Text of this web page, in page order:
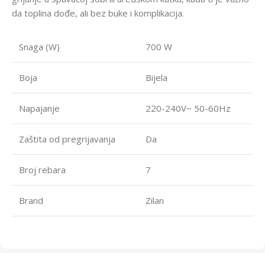
da toplina dođe, ali bez buke i komplikacija.
Snaga (W) 700 W
Boja Bijela
Napajanje 220-240V~ 50-60Hz
Zaštita od pregrijavanja Da
Broj rebara 7
Brand Zilan